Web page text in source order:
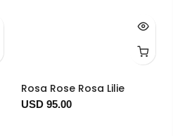
Rosa Rose Rosa Lilie
USD 95.00